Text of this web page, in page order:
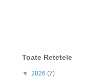
Toate Retetele
▼ 2026 (7)